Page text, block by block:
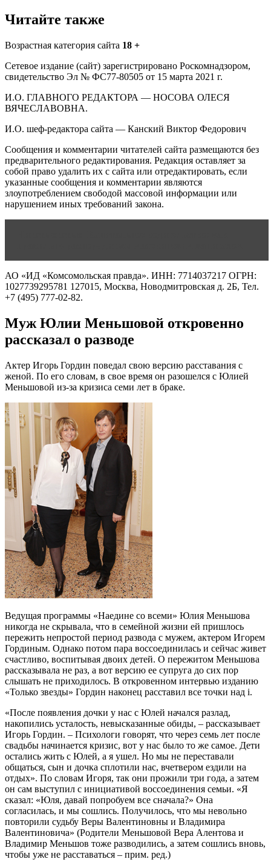
Читайте также
Возрастная категория сайта 18 +
Сетевое издание (сайт) зарегистрировано Роскомнадзором,
свидетельство Эл № ФС77-80505 от 15 марта 2021 г.
И.О. ГЛАВНОГО РЕДАКТОРА — НОСОВА ОЛЕСЯ
ВЯЧЕСЛАВОВНА.
И.О. шеф-редактора сайта — Канский Виктор Федорович
Сообщения и комментарии читателей сайта размещаются без
предварительного редактирования. Редакция оставляет за
собой право удалить их с сайта или отредактировать, если
указанные сообщения и комментарии являются
злоупотреблением свободой массовой информации или
нарушением иных требований закона.
АО «ИД «Комсомольская правда». ИНН: 7714037217 ОГРН:
1027739295781 127015, Москва, Новодмитровская д. 2Б, Тел.
+7 (495) 777-02-82.
Муж Юлии Меньшовой откровенно
рассказал о разводе
Актер Игорь Гордин поведал свою версию расставания с
женой. По его словам, в свое время он разошелся с Юлией
Меньшовой из-за кризиса семи лет в браке.
Ведущая программы «Наедине со всеми» Юлия Меньшова
никогда не скрывала, что в семейной жизни ей пришлось
пережить непростой период развода с мужем, актером Игорем
Гординым. Однако потом пара воссоединилась и сейчас живет
счастливо, воспитывая двоих детей. О пережитом Меньшова
рассказывала не раз, а вот версию ее супруга до сих пор
слышать не приходилось. В откровенном интервью изданию
«Только звезды» Гордин наконец расставил все точки над i.
«После появления дочки у нас с Юлей начался разлад,
накопились усталость, невысказанные обиды, – рассказывает
Игорь Гордин. – Психологи говорят, что через семь лет после
свадьбы начинается кризис, вот у нас было то же самое. Дети
остались жить с Юлей, а я ушел. Но мы не переставали
общаться, сын и дочка сплотили нас, вчетвером ездили на
отдых». По словам Игоря, так они прожили три года, а затем
он сам выступил с инициативой воссоединения семьи. «Я
сказал: «Юля, давай попробуем все сначала?» Она
согласилась, и мы сошлись. Получилось, что мы невольно
повторили судьбу Веры Валентиновны и Владимира
Валентиновича» (Родители Меньшовой Вера Алентова и
Владимир Меньшов тоже разводились, а затем сошлись вновь,
чтобы уже не расставаться – прим. ред.)